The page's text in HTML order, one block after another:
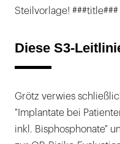
Steilvorlage! ###title###
Diese S3-
Grötz verwies
"Implantate bei
inkl. Bisphosphonate"